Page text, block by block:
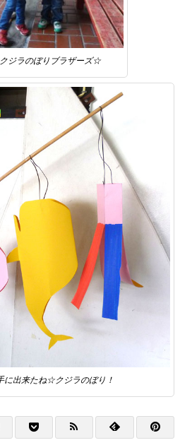
ジラのぼりブラザーズ☆
に出来たね☆クジラのぼり！